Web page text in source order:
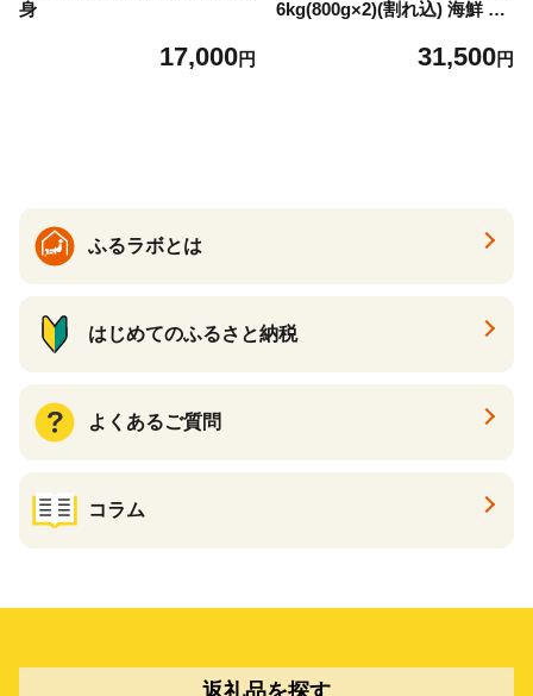
身
17,000円
6kg(800g×2)(割れ込) 海鮮 刺
31,500円
ふるラボとは
はじめてのふるさと納税
よくあるご質問
コラム